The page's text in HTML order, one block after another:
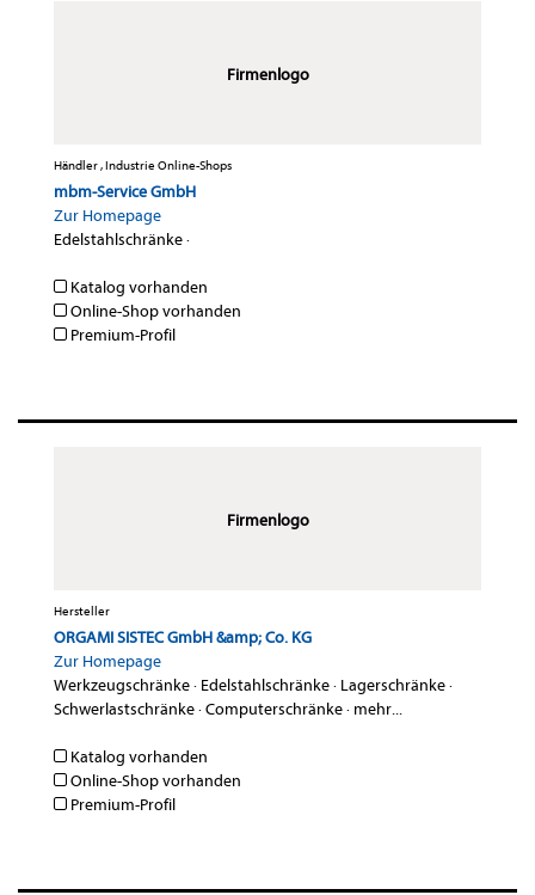
Firmenlogo
Händler , Industrie Online-Shops
mbm-Service GmbH
Zur Homepage
Edelstahlschränke·
Katalog vorhanden
Online-Shop vorhanden
Premium-Profil
Firmenlogo
Hersteller
ORGAMI SISTEC GmbH &amp; Co. KG
Zur Homepage
Werkzeugschränke· Edelstahlschränke· Lagerschränke·
Schwerlastschränke·Computerschränke· mehr...
Katalog vorhanden
Online-Shop vorhanden
Premium-Profil